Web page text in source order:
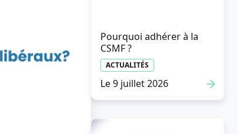
Pourquoi adhérer à la
CSMF ?
ACTUALITÉS
Le 9 juillet 2026